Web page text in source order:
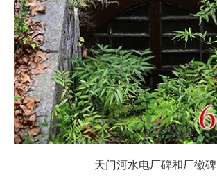
天门河水电厂碑和厂徽碑